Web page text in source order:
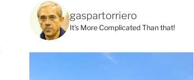
gaspartorriero
It's More Complicated Than that!